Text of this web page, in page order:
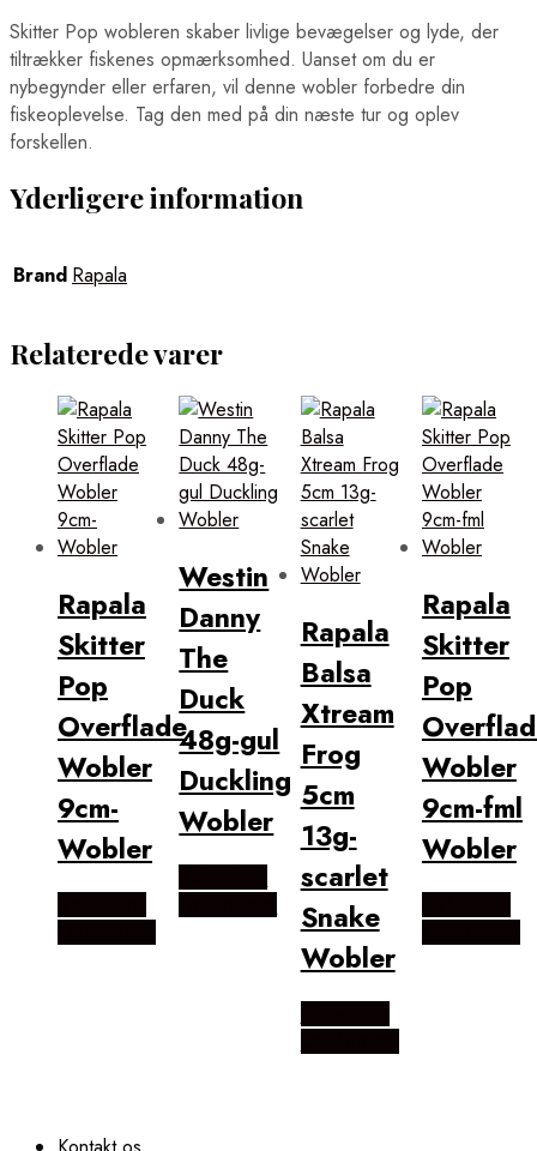
Skitter Pop wobleren skaber livlige bevægelser og lyde, der
tiltrækker fiskenes opmærksomhed. Uanset om du er
nybegynder eller erfaren, vil denne wobler forbedre din
fiskeoplevelse. Tag den med på din næste tur og oplev
forskellen.
Yderligere information
Brand Rapala
Relaterede varer
Rapala
Skitter
Pop
Overflade
Wobler
9cm-
Wobler
Westin
Danny
The
Duck
48g-gul
Duckling
Wobler
Rapala
Balsa
Xtream
Frog
5cm
13g-
scarlet
Snake
Wobler
Rapala
Skitter
Pop
Wobler
9cm-fml
Wobler